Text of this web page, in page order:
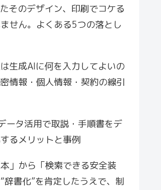
そのデザイン、印刷でコケる
せん。よくある5つの落とし
生成AIに何を入力してよいの
情報・個人情報・契約の線引
ータ活用で取説・手順書をデ
るメリットと事例
」から「検索できる安全装
辞書化”を肯定したうえで、制